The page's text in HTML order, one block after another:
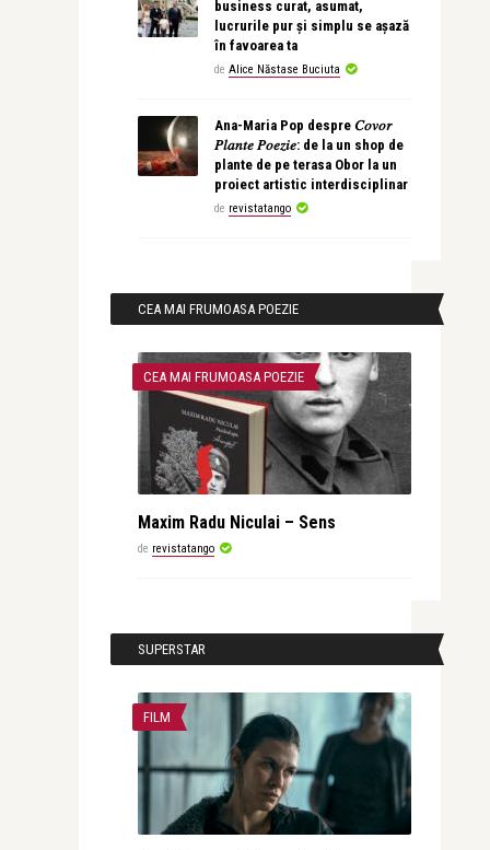
business curat, asumat,
lucrurile pur și simplu se așază
în favoarea ta
de Alice Năstase Buciuta
Ana-Maria Pop despre 𝐶𝑜𝑣𝑜𝑟
𝑃𝑙𝑎𝑛𝑡𝑒 𝑃𝑜𝑒𝑧𝑖𝑒: de la un shop de
plante de pe terasa Obor la un
proiect artistic interdisciplinar
de revistatango
CEA MAI FRUMOASA POEZIE
CEA MAI FRUMOASA POEZIE
Maxim Radu Niculai – Sens
de revistatango
SUPERSTAR
FILM